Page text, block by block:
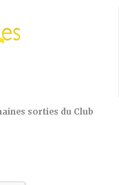
sorties du Club